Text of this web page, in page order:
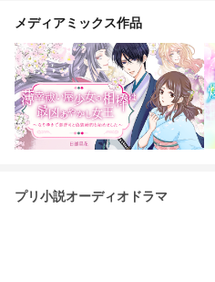
メディアミックス作品
プリ小説オーディオドラマ